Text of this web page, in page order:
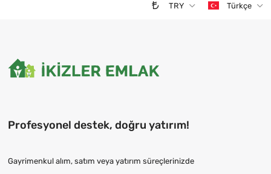
TRY Türkçe
Profesyonel destek, doğru yatırım!
Gayrimenkul alım, satım veya yatırım süreçlerinizde